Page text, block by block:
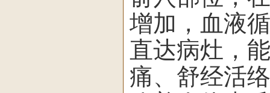
增加，血液
直达病灶，
痛、舒经活